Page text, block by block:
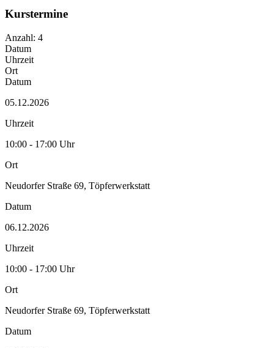
Kurstermine
Anzahl: 4
Datum
Uhrzeit
Ort
Datum
05.12.2026
Uhrzeit
10:00 - 17:00 Uhr
Ort
Neudorfer Straße 69, Töpferwerkstatt
Datum
06.12.2026
Uhrzeit
10:00 - 17:00 Uhr
Ort
Neudorfer Straße 69, Töpferwerkstatt
Datum